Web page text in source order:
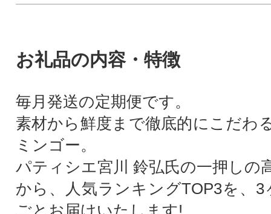
お礼品の内容・特徴
毎月発送の定期便です。
素材から鮮度まで徹底的にこだわ
ミンゴー。
パティシエ宮川 鈴弘氏の一押しの
から、人気ランキングTOP3を、3